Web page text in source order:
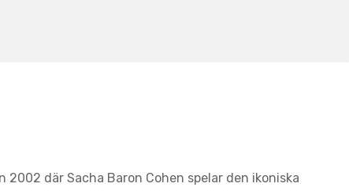
där Sacha Baron Cohen spelar den ikoniska